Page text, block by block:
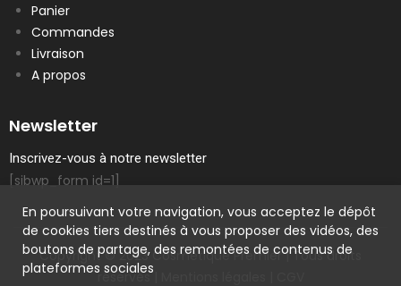
Panier
Commandes
Livraison
A propos
Newsletter
Inscrivez-vous à notre newsletter
[sibwp_form id=1]
Copyright © 2023 Cosmetique Premier | Tous droits
réservés |
En poursuivant votre navigation, vous acceptez le dépôt
de cookies tiers destinés à vous proposer des vidéos, des
boutons de partage, des remontées de contenus de
plateformes sociales